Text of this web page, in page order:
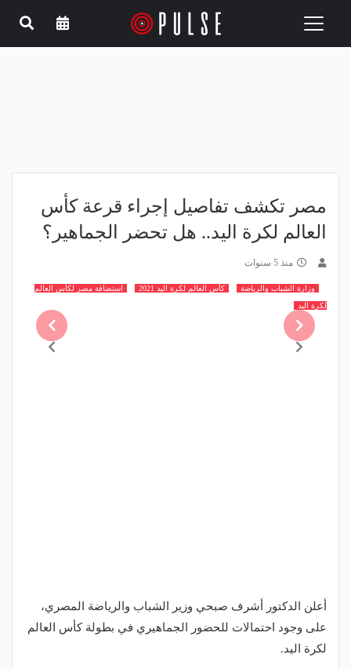
Toggle
مصر تكشف تفاصيل إجراء قرعة كأس
العالم لكرة اليد.. هل تحضر الجماهير؟
منذ 5 سنوات
وزارة الشباب والرياضة كأس العالم لكرة اليد 2021
استضافة مصر لكأس العالم
لكرة اليد
أعلن الدكتور أشرف صبحي وزير الشباب والرياضة المصري،
على وجود احتمالات للحضور الجماهيري في بطولة كأس العالم
لكرة اليد.